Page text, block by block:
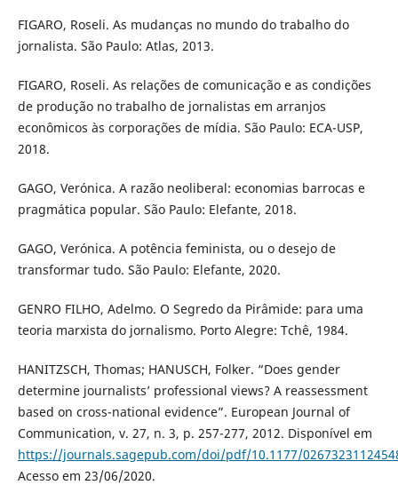
FIGARO, Roseli. As mudanças no mundo do trabalho do
jornalista. São Paulo: Atlas, 2013.
FIGARO, Roseli. As relações de comunicação e as condições
de produção no trabalho de jornalistas em arranjos
econômicos às corporações de mídia. São Paulo: ECA-USP,
2018.
GAGO, Verónica. A razão neoliberal: economias barrocas e
pragmática popular. São Paulo: Elefante, 2018.
GAGO, Verónica. A potência feminista, ou o desejo de
transformar tudo. São Paulo: Elefante, 2020.
GENRO FILHO, Adelmo. O Segredo da Pirâmide: para uma
teoria marxista do jornalismo. Porto Alegre: Tchê, 1984.
HANITZSCH, Thomas; HANUSCH, Folker. “Does gender
determine journalists’ professional views? A reassessment
based on cross-national evidence”. European Journal of
Communication, v. 27, n. 3, p. 257-277, 2012. Disponível em
https://journals.sagepub.com/doi/pdf/10.1177/
Acesso em 23/06/2020.